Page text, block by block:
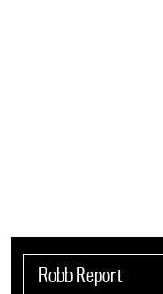
Robb Report